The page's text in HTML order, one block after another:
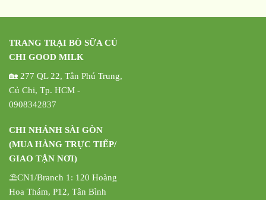
TRANG TRẠI BÒ SỮA CỦ
CHI GOOD MILK
🏡 277 QL 22, Tân Phú Trung,
Củ Chi, Tp. HCM -
0908342837
CHI NHÁNH SÀI GÒN
(MUA HÀNG TRỰC TIẾP/
GIAO TẬN NƠI)
⛱️CN1/Branch 1: 120 Hoàng
Hoa Thám, P12, Tân Bình